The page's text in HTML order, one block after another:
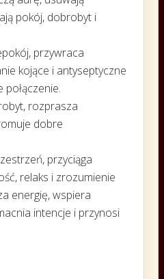
pokój, dobrobyt i
przywraca
kojące i antyseptyczne
rozprasza
dobre
przyciąga
relaks i zrozumienie
energię, wspiera
intencje i przynosi